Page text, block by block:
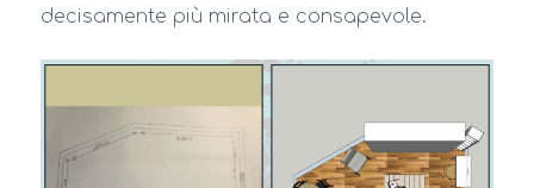
decisamente più mirata e consapevole.